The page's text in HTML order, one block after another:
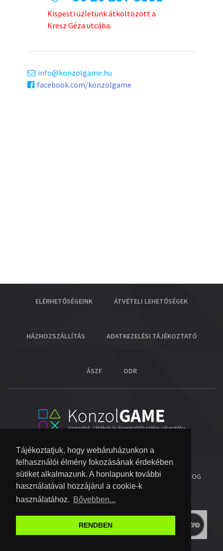
Tájékoztatjuk, hogy webáruházunkon a
felhasználói élmény fokozásának érdekében
sütiket alkalmazunk. A honlapunk további
használatával hozzájárul a cookie-k
használatához. Bővebben...
RENDBEN
Kispesti üzletünk átköltözött a
Kresz Géza utcába.
info
konzolgame.hu
facebook.com/konzolgame
ELÉRHETŐSÉGEINK ÁTVÉTELI LEHETŐSÉGEK
HÁZHOZSZÁLLÍTÁS ADATKEZELÉSI TÁJÉKOZTATÓ
ÁSZF ODR
© 2026 COPYRIGHT KONZOL VIDEOGAME KFT.- MINDEN JOG
FENNTARTVA!